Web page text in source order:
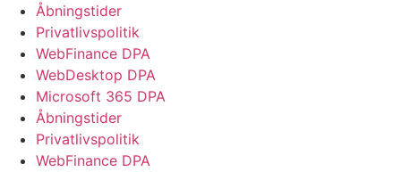
Åbningstider
Privatlivspolitik
WebFinance DPA
WebDesktop DPA
Microsoft 365 DPA
Åbningstider
Privatlivspolitik
WebFinance DPA